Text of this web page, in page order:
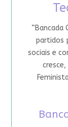
“Bancada
partidos
sociais e